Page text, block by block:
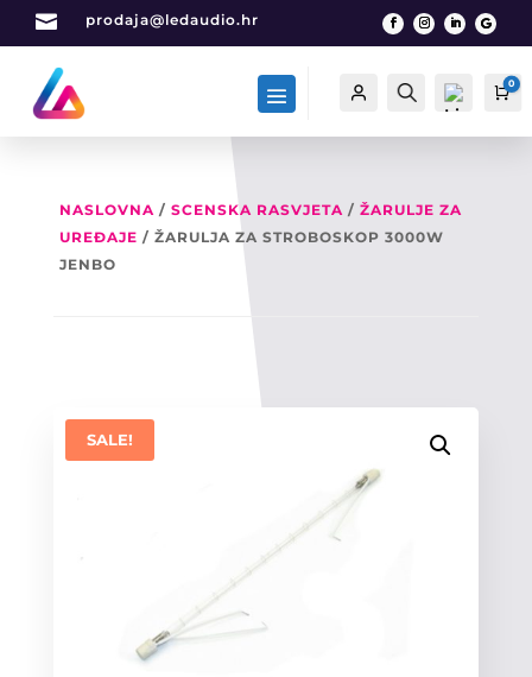
 prodaja@ledaudio.hr
Račun Traži 0
NASLOVNA/ SCENSKA RASVJETA/ ŽARULJE ZA
UREĐAJE / ŽARULJA ZA STROBOSKOP 3000W
JENBO
SALE!